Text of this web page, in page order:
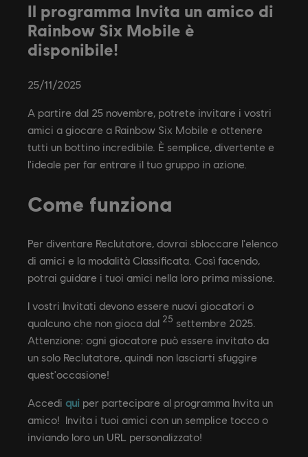
25/11/2025
Il programma Invita un amico di
Rainbow Six Mobile è
disponibile!
A partire dal 25 novembre, potrete invitare i vostri
amici a giocare a Rainbow Six Mobile e ottenere
tutti un bottino incredibile. È semplice, divertente e
l'ideale per far entrare il tuo gruppo in azione.
Come funziona
Per diventare Reclutatore, dovrai sbloccare l'elenco
di amici e la modalità Classificata. Così facendo,
potrai guidare i tuoi amici nella loro prima missione.
I vostri Invitati devono essere nuovi giocatori o
qualcuno che non gioca dal 25 settembre 2025.
Attenzione: ogni giocatore può essere invitato da
un solo Reclutatore, quindi non lasciarti sfuggire
quest'occasione!
Accedi qui per partecipare al programma Invita un
amico! Invita i tuoi amici con un semplice tocco o
inviando loro un URL personalizzato!